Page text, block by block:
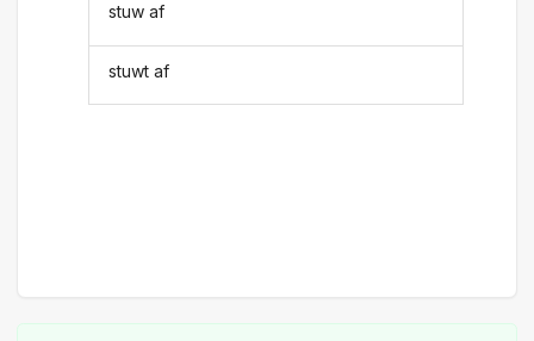
stuw af
stuwt af